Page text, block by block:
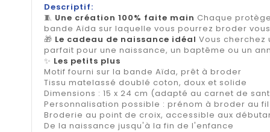
Descriptif:
🧵 Une création 100% faite main Chaque
bande Aïda sur laquelle vous pourrez broder
🎁 Le cadeau de naissance idéal Vous cherchez
parfait pour une naissance, un baptême ou un
✨ Les petits plus
Motif fourni sur la bande Aïda, prêt à broder
Tissu matelassé doublé coton, doux et solide
Dimensions : 15 x 24 cm (adapté au carnet de
Personnalisation possible : prénom à broder au
Broderie au point de croix, accessible aux
De la naissance jusqu'à la fin de l'enfance